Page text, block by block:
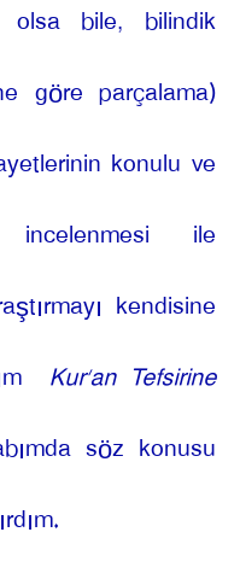
olsa bile, bilindik
göre parçalama)
konulu ve
ile
kendisine
Kur’an Tefsirine
söz konusu